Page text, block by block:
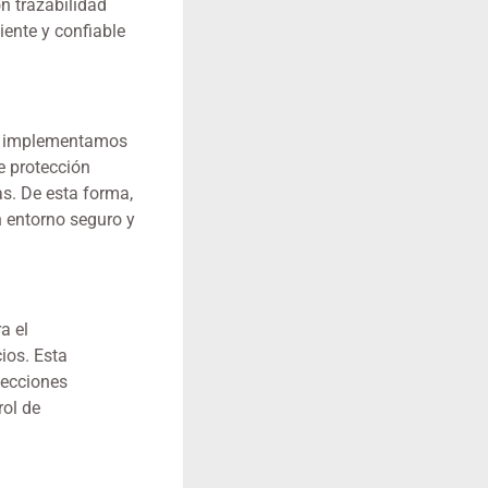
trazabilidad
y confiable
protección
De esta forma,
seguro y
el
Esta
de